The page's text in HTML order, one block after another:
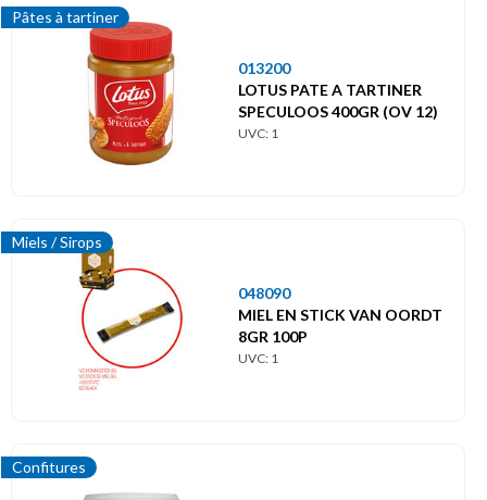
Pâtes à tartiner
013200
LOTUS PATE A TARTINER
SPECULOOS 400GR (OV 12)
UVC: 1
Miels / Sirops
048090
MIEL EN STICK VAN OORDT
8GR 100P
UVC: 1
Confitures